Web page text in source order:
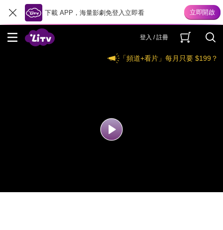
下載 APP，海量影劇免登入立即看
登入 / 註冊
「頻道+看片」每月只要 $199？